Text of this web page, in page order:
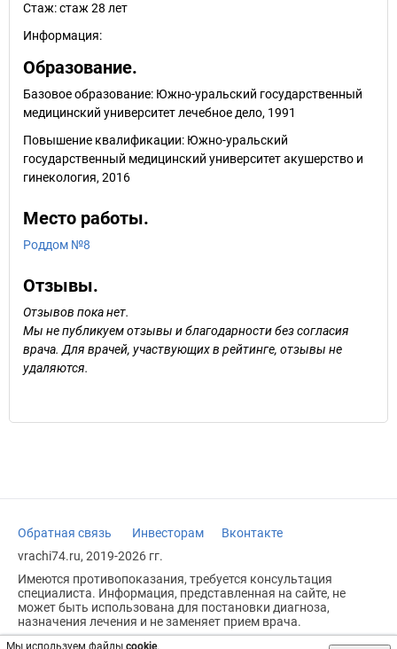
Мы используем файлы cookie.
Стаж:стаж 28 лет
Информация:
Образование.
Базовое образование: Южно-уральский государственный
медицинский университет лечебное дело, 1991
Повышение квалификации: Южно-уральский
государственный медицинский университет акушерство и
гинекология, 2016
Место работы.
Роддом №8
Отзывы.
Отзывов пока нет.
Мы не публикуем отзывы и благодарности без согласия
врача. Для врачей, участвующих в рейтинге, отзывы не
удаляются.
Обратная связь Инвесторам
Вконтакте
vrachi74.ru, 2019-2026 гг.
Имеются противопоказания, требуется консультация
специалиста. Информация, представленная на сайте, не
может быть использована для постановки диагноза,
назначения лечения и не заменяет прием врача.
Возрастное ограничение: 18+